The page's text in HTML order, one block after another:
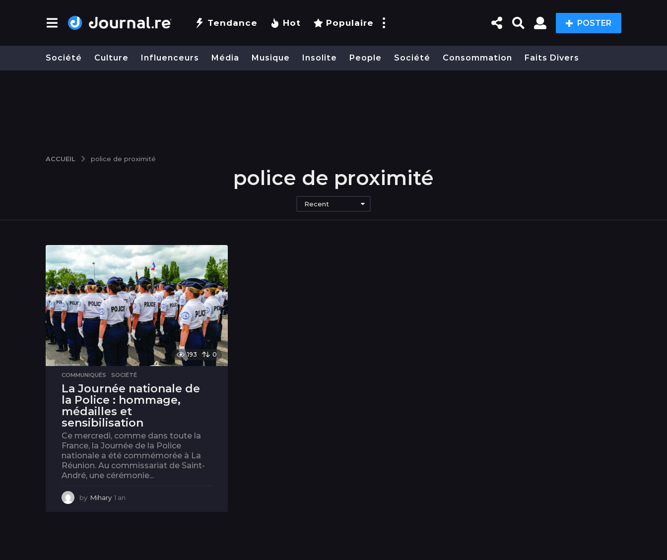
Tendance Hot Populaire POSTER
Société Culture Influenceurs Média Musique Insolite People Société Consommation Faits Divers
ACCUEIL police de proximité
police de proximité
Recent
193 0
COMMUNIQUÉS ,SOCIÉTÉ
La Journée nationale de
la Police : hommage,
médailles et
sensibilisation
Ce mercredi, comme dans toute la
France, la Journée de la Police
nationale a été commémorée à La
Réunion. Au commissariat de Saint-
André, une cérémonie...
by Mihary 1 an